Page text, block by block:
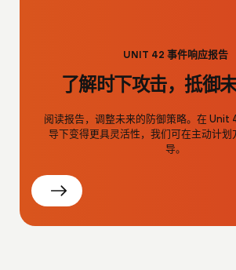
UNIT 42 事件响应报告
了解时下攻击，抵御
阅读报告，调整未来的防御策略。在 Unit
导下变得更具灵活性，我们可在主动计划
导。